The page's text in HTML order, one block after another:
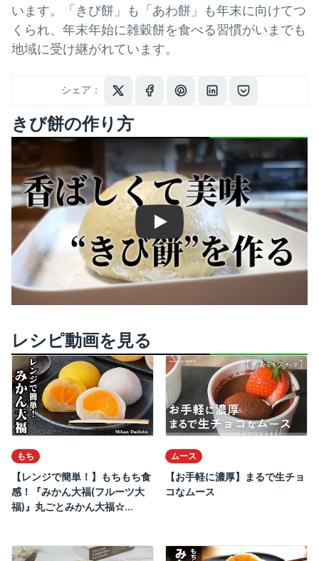
います。「きび餅」も「あわ餅」も年末に向けてつ
くられ、年末年始に雑穀餅を食べる習慣がいまでも
地域に受け継がれています。
シェア：
きび餅の作り方
Play
レシピ動画を見る
もち
【レンジで簡単！】もちもち食
感！『みかん大福(フルーツ大
福)』丸ごとみかん大福☆...
ムース
【お手軽に濃厚】まるで生チョ
コなムース